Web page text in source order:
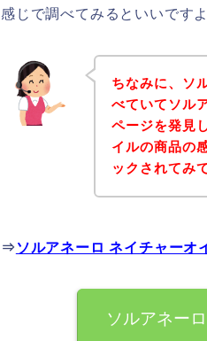
感じで調べてみるといいです
ちなみに、ソ
べていてソル
ページを発見
イルの商品の
ックされてみ
⇒ ソルアネーロ ネイチャーオ
ソルアネー